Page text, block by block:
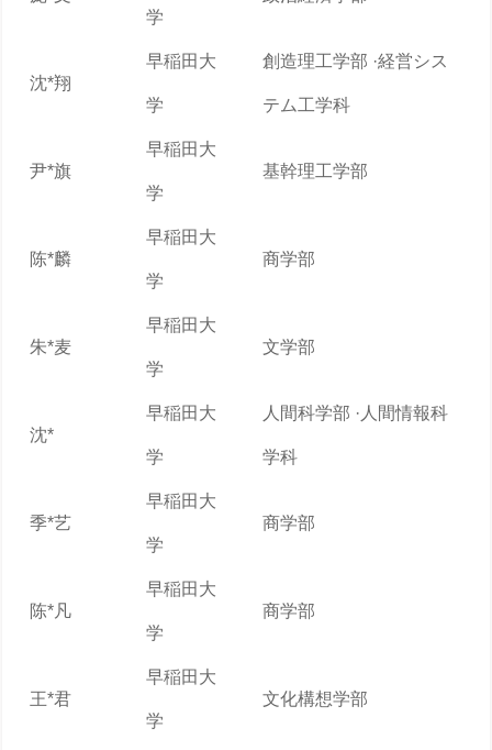
学
沈*翔
早稲田大
学
創造理工学部 ·経営シス
テム工学科
尹*旗
早稲田大
学
基幹理工学部
陈*麟
早稲田大
学
商学部
朱*麦
早稲田大
学
文学部
沈*
早稲田大
学
人間科学部 ·人間情報科
学科
季*艺
早稲田大
学
商学部
陈*凡
早稲田大
学
商学部
王*君
早稲田大
学
文化構想学部